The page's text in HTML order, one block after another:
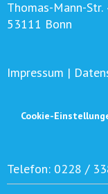
Thomas-Mann-Str.
53111 Bonn
Impressum |
Cookie-
Telefon: 0228 /